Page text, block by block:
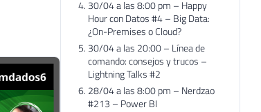
30/04 a las 8:00 pm – Happy
Hour con Datos #4 – Big Data:
¿On-Premises o Cloud?
30/04 a las 20:00 – Línea de
comando: consejos y trucos –
Lightning Talks #2
28/04 a las 8:00 pm – Nerdzao
#213 – Power BI